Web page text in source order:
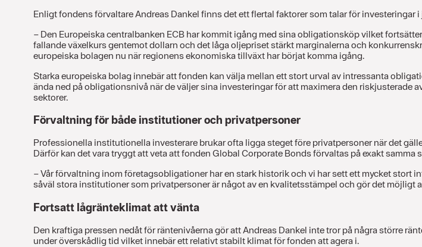
Enligt fondens förvaltare Andreas Dankel finns det ett flertal faktorer som talar för investeringar
– Den Europeiska centralbanken ECB har kommit igång med sina obligationsköp vilket
fallande växelkurs gentemot dollarn och det låga oljepriset stärkt marginalerna och
europeiska bolagen nu när regionens ekonomiska tillväxt har börjat komma igång.
Starka europeiska bolag innebär att fonden kan välja mellan ett stort urval av intressanta
ända ned på obligationsnivå när de väljer sina investeringar för att maximera den
sektorer.
Förvaltning för både institutioner och privatpersoner
Professionella institutionella investerare brukar ofta ligga steget före privatpersoner när det
Därför kan det vara tryggt att veta att fonden Global Corporate Bonds förvaltas på exakt
– Vår förvaltning inom företagsobligationer har en stark historik och vi har sett ett mycket stort
såväl stora institutioner som privatpersoner är något av en kvalitetsstämpel och gör det möjligt
Fortsatt lågränteklimat att vänta
Den kraftiga pressen nedåt för räntenivåerna gör att Andreas Dankel inte tror på några större
under överskådlig tid vilket innebär ett relativt stabilt klimat för fonden att agera i.